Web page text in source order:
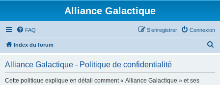
Alliance Galactique
FAQ Connexion
S’enregistrer
Index du forum
Alliance Galactique - Politique de confidentialité
Cette politique explique en détail comment « Alliance Galactique » et ses